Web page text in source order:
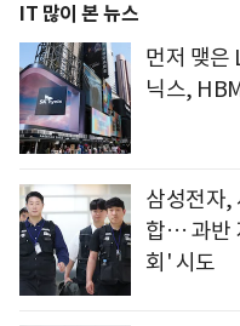
IT 많이 본 뉴스
먼저 맺은
닉스,
삼성전자,
합… 과반
회' 시도